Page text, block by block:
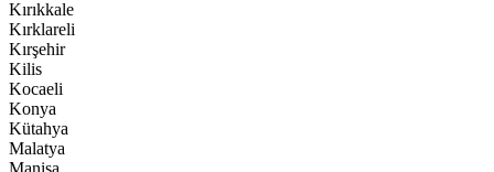
Kırıkkale
Kırklareli
Kırşehir
Kilis
Kocaeli
Konya
Kütahya
Malatya
Manisa